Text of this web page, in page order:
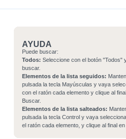
AYUDA
Puede buscar:
Todos: Seleccione con el botón "Todos"
buscar.
Elementos de la lista seguidos:
pulsada la tecla Mayúsculas y vaya
con el ratón cada elemento y clique al
Buscar.
Elementos de la lista salteados:
pulsada la tecla Control y vaya
el ratón cada elemento, y clique al final